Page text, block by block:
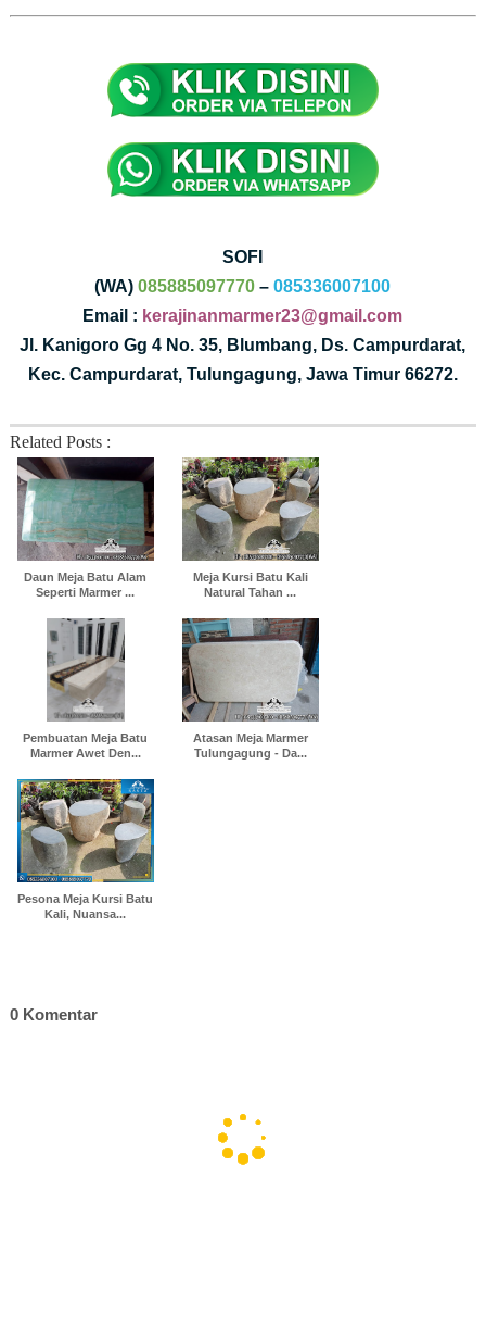
SOFI
(WA)085885097770 –085336007100
Email : kerajinanmarmer23@gmail.com
Jl. Kanigoro Gg 4 No. 35, Blumbang, Ds. Campurdarat,
Kec. Campurdarat, Tulungagung, Jawa Timur 66272.
Related Posts :
Daun Meja Batu Alam
Seperti Marmer ...
Meja Kursi Batu Kali
Natural Tahan ...
Pembuatan Meja Batu
Marmer Awet Den...
Atasan Meja Marmer
Tulungagung - Da...
Pesona Meja Kursi Batu
Kali, Nuansa...
0 Komentar